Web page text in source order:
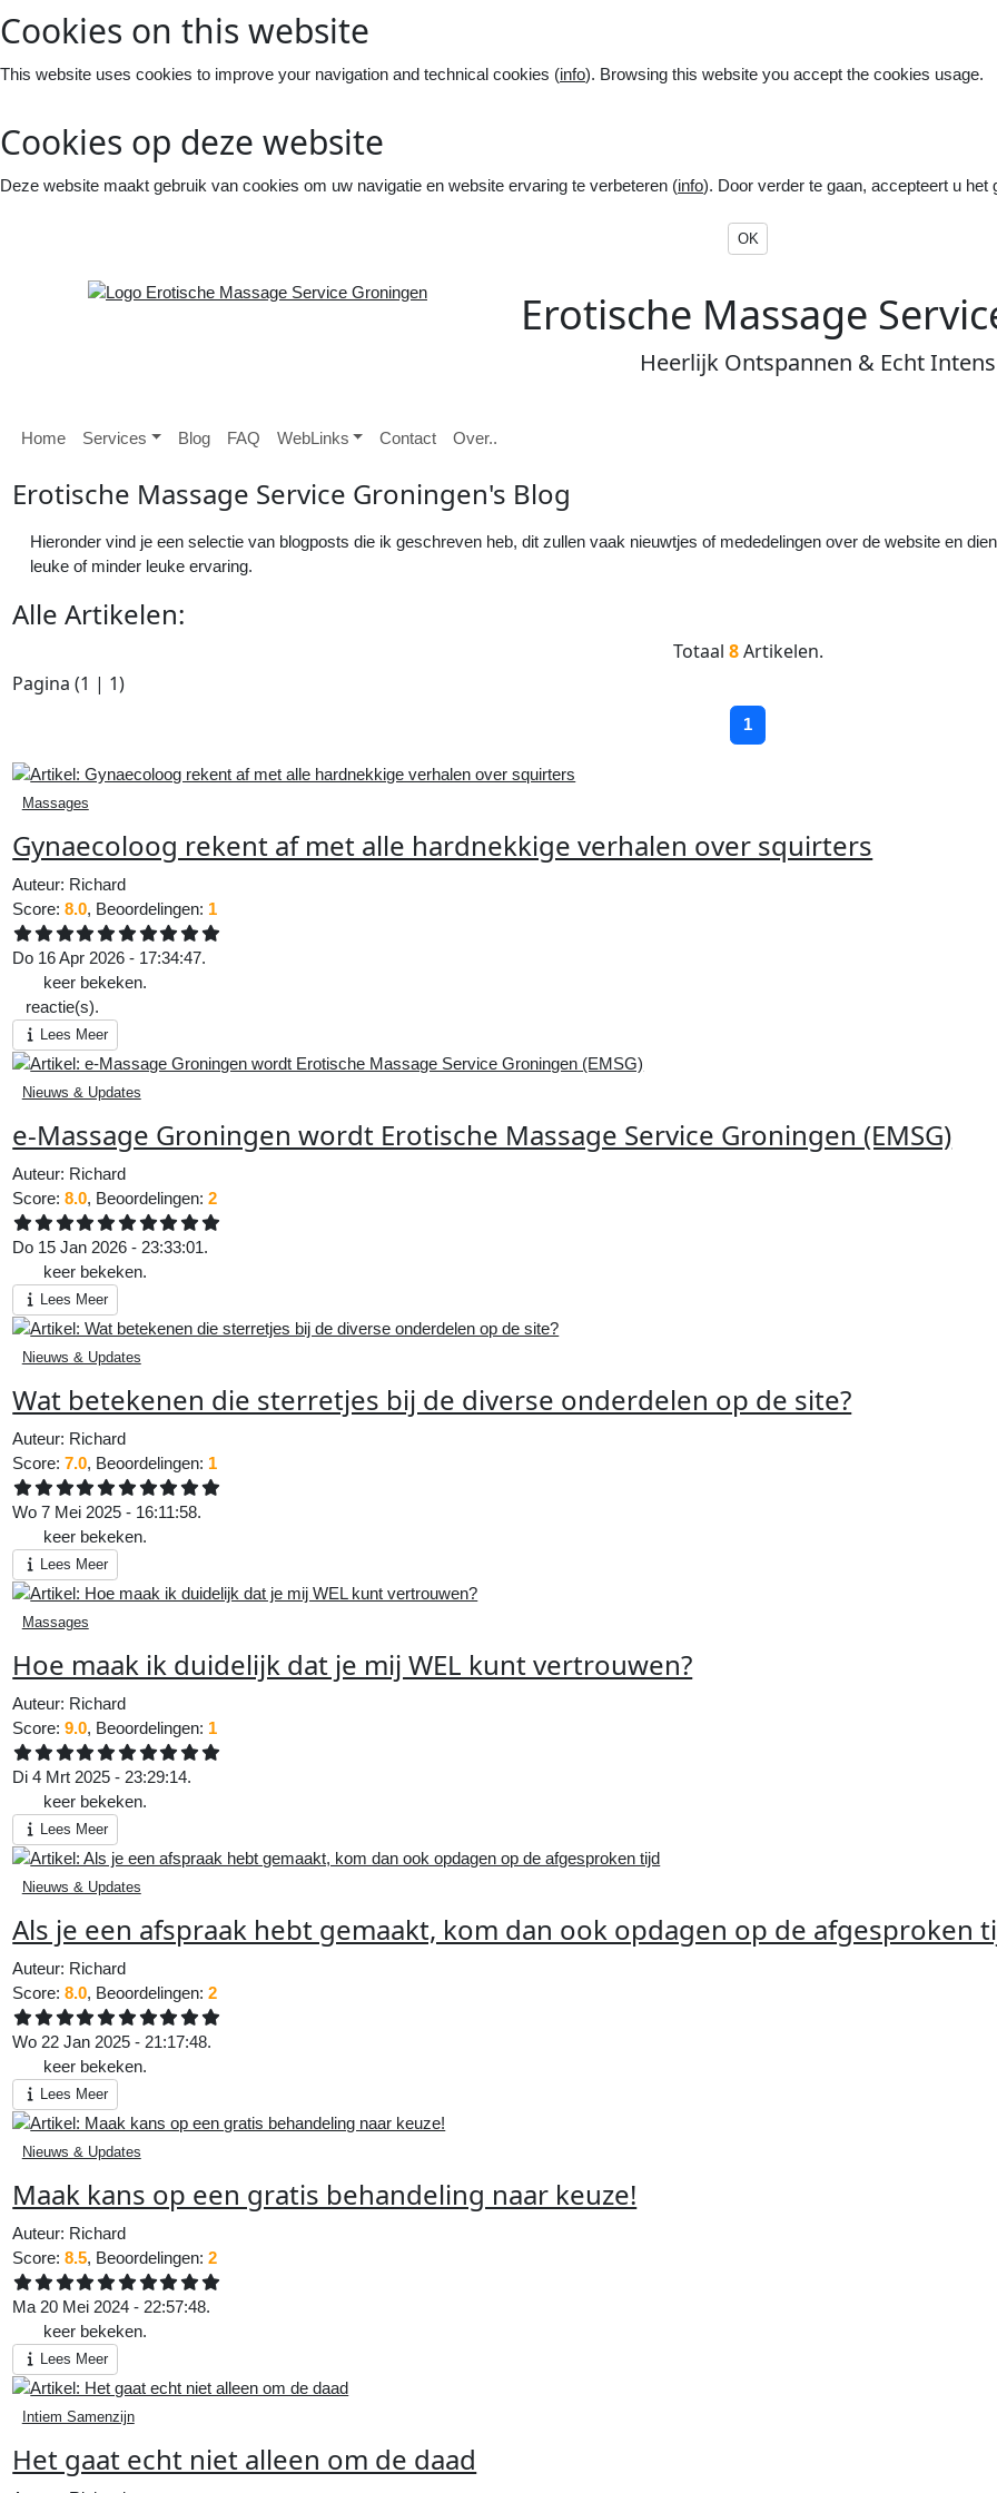
Cookies on this website
This website uses cookies to improve your navigation and technical cookies (info). Browsing this website you accept the cookies usage.
Cookies op deze website
Deze website maakt gebruik van cookies om uw navigatie en website ervaring te verbeteren (info). Door verder te gaan, accepteert u het
OK
Erotische Massage S
Heerlijk Ontspannen & Echt
Home Services Blog FAQ WebL inks Contact Over..
Erotische Massage Service Groningen's Blog
Hieronder vind je een selectie van blogposts die ik geschreven heb, dit zullen vaak nieuwtjes of mededelingen over de website en
leuke of minder leuke ervaring.
AlleArtikelen:
Totaal 8Artikelen.
Pagina (1 | 1)
1
Massages
Gynaecoloog rekent af met alle hardnekkige verhalen over squirters
Auteur: Richard
Score:8.0, Beoordelingen: 1
Do 16 Apr 2026 - 17:34:47.
keer bekeken.
reactie(s).
Lees Meer
Nieuws & Updates
e-Massage Groningen wordt Erotische Massage Service Groningen (EMSG)
Auteur: Richard
Score:8.0, Beoordelingen:2
Do 15 Jan 2026 - 23:33:01.
keer bekeken.
Lees Meer
Nieuws & Updates
Wat betekenen die sterretjes bij de diverse onderdelen op de site?
Auteur: Richard
Score:7.0, Beoordelingen: 1
Wo 7 Mei 2025 - 16:11:58.
keer bekeken.
Lees Meer
Massages
Hoe maak ik duidelijk dat je mij WEL kunt vertrouwen?
Auteur: Richard
Score:9.0, Beoordelingen: 1
Di 4 Mrt 2025 - 23:29:14.
keer bekeken.
Lees Meer
Nieuws & Updates
Als je een afspraak hebt gemaakt, kom dan ook opdagen op de afgesproken
Auteur: Richard
Score:8.0, Beoordelingen:2
Wo 22 Jan 2025 - 21:17:48.
keer bekeken.
Lees Meer
Nieuws & Updates
Maak kans op een gratis behandeling naar keuze!
Auteur: Richard
Score:8.5, Beoordelingen:2
Ma 20 Mei 2024 - 22:57:48.
keer bekeken.
Lees Meer
Intiem Samenzijn
Het gaat echt niet alleen om de daad